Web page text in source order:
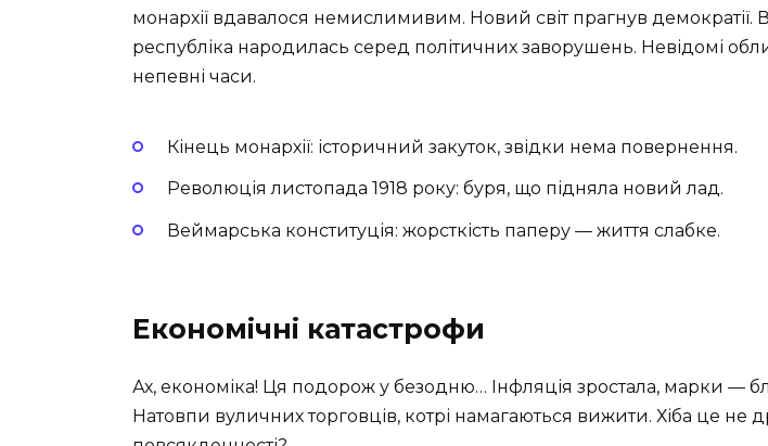
монархії вдавалося немислимивим. Новий світ прагнув демократії.
республіка народилась серед політичних заворушень. Невідомі
непевні часи.
Кінець монархії: історичний закуток, звідки нема повернення.
Революція листопада 1918 року: буря, що підняла новий лад.
Веймарська конституція: жорсткість паперу — життя слабке.
Економічні катастрофи
Ах, економіка! Ця подорож у безодню… Інфляція зростала, марки —
Натовпи вуличних торговців, котрі намагаються вижити. Хіба це не